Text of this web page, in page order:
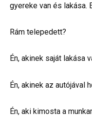
gyereke van és lakása.
Rám telepedett?
Én, akinek saját lakása
Én, akinek az autójával
Én, aki kimosta a